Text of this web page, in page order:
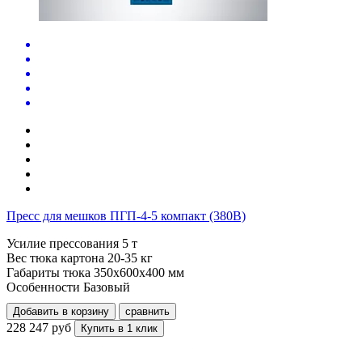
Пресс для мешков ПГП-4-5 компакт (380В)
Усилие прессования 5 т
Вес тюка картона 20-35 кг
Габариты тюка 350x600x400 мм
Особенности Базовый
Добавить в корзину сравнить
228 247 руб Купить в 1 клик